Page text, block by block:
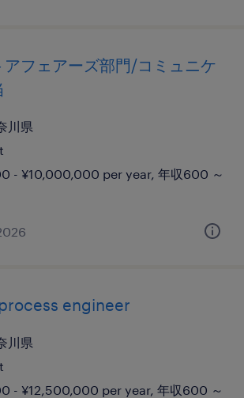
アフェアーズ部門/コミュニケ
川県
- ¥10,000,000 per year, 年収600 ～
engineer
川県
- ¥12,500,000 per year, 年収600 ～